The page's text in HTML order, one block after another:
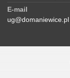
E-mail
ug@domaniewice.pl